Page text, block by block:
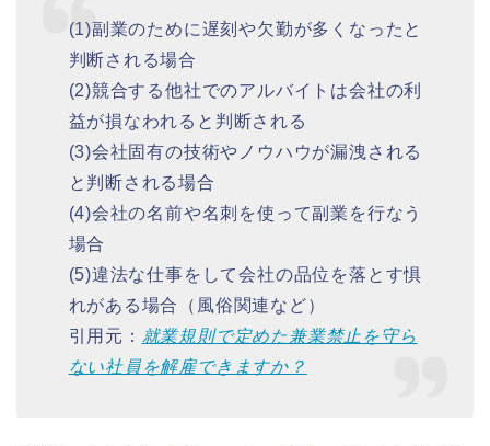
(1)副業のために遅刻や欠勤が多くなったと
判断される場合
(2)競合する他社でのアルバイトは会社の利
益が損なわれると判断される
(3)会社固有の技術やノウハウが漏洩される
と判断される場合
(4)会社の名前や名刺を使って副業を行なう
場合
(5)違法な仕事をして会社の品位を落とす惧
れがある場合（風俗関連など）
引用元： 就業規則で定めた兼業禁止を守ら
ない社員を解雇できますか？